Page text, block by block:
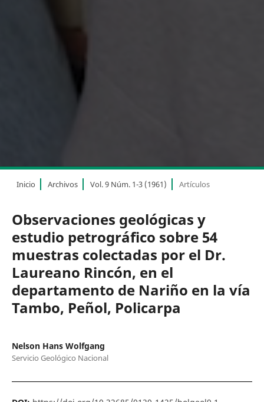
Inicio Archivos Vol. 9 Núm. 1-3 (1961) Artículos
Observaciones geológicas y
estudio petrográfico sobre 54
muestras colectadas por el Dr.
Laureano Rincón, en el
departamento de Nariño en la vía
Tambo, Peñol, Policarpa
Nelson Hans Wolfgang
Servicio Geológico Nacional